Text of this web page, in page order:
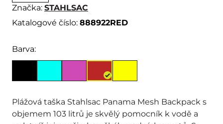
Značka: STAHLSAC
Katalogové číslo: 888922RED
Barva:
Plážová taška Stahlsac Panama Mesh Backpack s
objemem 103 litrů je skvělý pomocník k vodě a